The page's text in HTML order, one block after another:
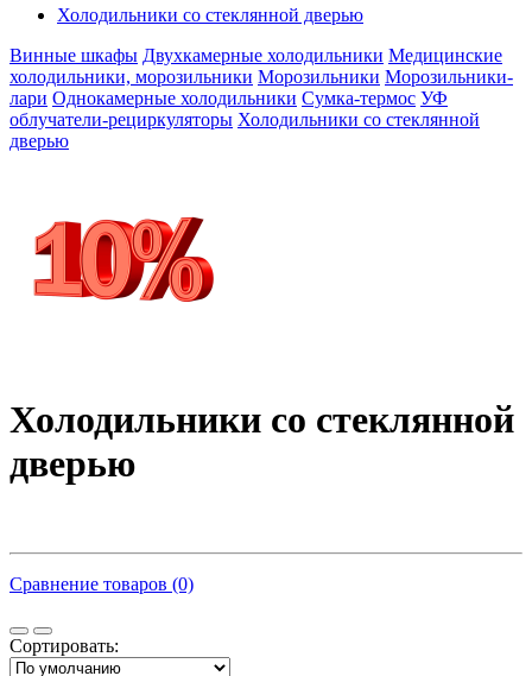
Холодильники со стеклянной дверью
Винные шкафы Двухкамерные холодильники Медицинские
холодильники, морозильники Морозильники Морозильники-
лари Однокамерные холодильники Сумка-термос УФ
облучатели-рециркуляторы Холодильники со стеклянной
дверью
Холодильники со стеклянной
дверью
Сравнение товаров (0)
Сортировать: